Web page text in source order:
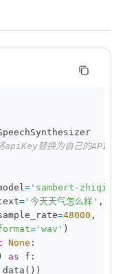
apiKey替换为自己的API Key
= 'sambert-zhiqian-v1'
= '今天天气怎么样' ,
=48000 ,
= 'wav' )
None :
) as f :
( ) )